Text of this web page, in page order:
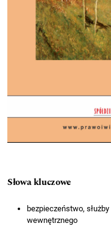
Słowa kluczowe
bezpieczeństwo,
wewnętrznego